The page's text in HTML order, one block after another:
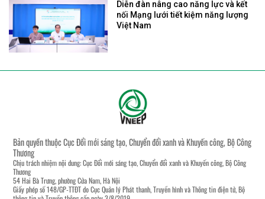
Diễn đàn nâng cao năng lực và kết
nối Mạng lưới tiết kiệm năng lượng
Việt Nam
Bản quyền thuộc Cục Đổi mới sáng tạo, Chuyển đổi xanh và Khuyến công, Bộ Công
Thương
Chịu trách nhiệm nội dung: Cục Đổi mới sáng tạo, Chuyển đổi xanh và Khuyến công, Bộ Công
Thương
54 Hai Bà Trưng, phường Cửa Nam, Hà Nội
Giấy phép số 148/GP-TTĐT do Cục Quản lý Phát thanh, Truyền hình và Thông tin điện tử, Bộ